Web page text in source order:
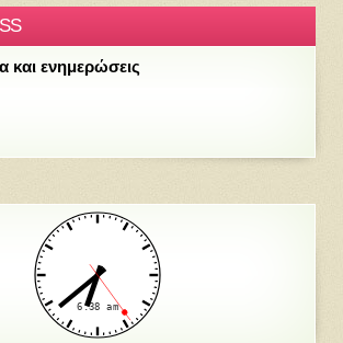
και ενημερώσεις